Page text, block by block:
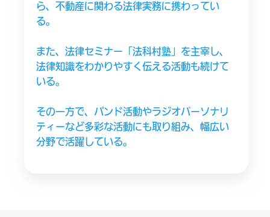
ら、不動産に関わる法律実務に携わってい
る。
また、法律セミナー「法科村塾」を主宰し、
法律知識をわかりやすく伝える活動も続けて
いる。
その一方で、バンド活動やラジオパーソナリ
ティーなど多彩な活動にも取り組み、幅広い
分野で活躍している。